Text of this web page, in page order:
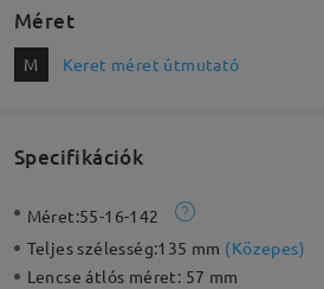
Méret
M Keret méret útmutató
Specifikációk
Méret:55-16-142
Teljes szélesség:135 mm (Közepes)
Lencse átlós méret: 57 mm